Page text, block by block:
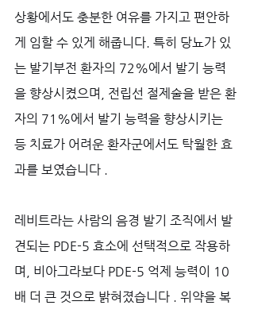
상황에서도 충분한 여유를 가지고 편안하
게 임할 수 있게 해줍니다. 특히 당뇨가 있
는 발기부전 환자의 72%에서 발기 능력
을 향상시켰으며, 전립선 절제술을 받은 환
자의 71%에서 발기 능력을 향상시키는
등 치료가 어려운 환자군에서도 탁월한 효
과를 보였습니다 .
레비트라는 사람의 음경 발기 조직에서 발
견되는 PDE-5 효소에 선택적으로 작용하
며, 비아그라보다 PDE-5 억제 능력이 10
배 더 큰 것으로 밝혀졌습니다 . 위약을 복